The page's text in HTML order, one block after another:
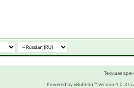
Текущее
Powered byvBulletin™ Version 4.0.3